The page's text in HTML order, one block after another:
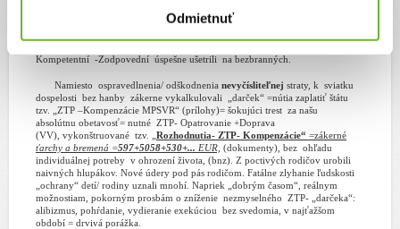
Odmietnuť
evyčísliteľná strata= JEDINÝ= synček, budúcnosť.
Kompetentní -Zodpovední úspešne ušetrili na bezbranných.
Namiesto ospravedlnenia/ odškodnenia nevyčísliteľnej straty, k
sviatku
dospelosti
bez hanby zákerne vykalkulovali
„darček“ =nútia zaplatiť štátu
tzv.
„ZTP –Kompenzácie MPSVR“ (prílohy)= šokujúci trest za našu
absolútnu obetavosť= nutné ZTP- Opatrovanie +Doprava
(VV), vykonštruované tzv. „ Rozhodnutia- ZTP- Kompenzácie“ =zákerné
ťarchy a bremená =597+5058+530+... EUR, (dokumenty), bez ohľadu
individuálnej potreby v ohrození života, (bnz). Z poctivých rodičov urobili
naivných hlupákov. Nové údery pod pás rodičom. Fatálne zlyhanie ľudskosti
„ochrany“ detí/ rodiny uznali mnohí. Napriek „dobrým časom“, reálnym
možnostiam, pokorným prosbám o zníženie nezmyselného
ZTP- „darčeka“:
alibizmus, pohŕdanie, vydieranie exekúciou
bez svedomia, v najťažšom
období = drvivá porážka.